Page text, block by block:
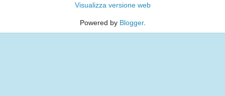
Visualizza versione web
Powered by Blogger.